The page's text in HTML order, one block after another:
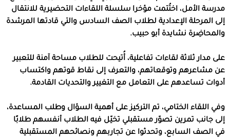
مدرسة الأمل، اختُتمت مؤخرا سلسلة اللقاءات التحضيرية للانتقال
إلى المرحلة الإعدادية لطلاب الصف السادس والتي قادتها المرشدة
والمحاضِرة نشايدة أبو حبيب.
على مدار ثلاثة لقاءات تفاعلية، أُتيحت للطلاب مساحة آمنة للتعبير
عن مشاعرهم وتوقعاتهم، والتعرف إلى نقاط قوتهم واكتساب
أدوات تساعدهم على التعامل مع التغيير والتحديات القادمة.
وفي اللقاء الختامي، تم التركيز على أهمية السؤال وطلب المساعدة،
إلى جانب تمرين تصوّر مستقبلي تخيّل فيه الطلاب أنفسهم طلابًا
في الصف السابع، وتحدثوا عن تجاربهم ونصائحهم المستقبلية